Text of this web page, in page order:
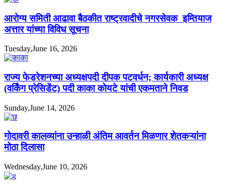
आरोग्य समिती आढावा बैठकीत राष्ट्रवादीचे नगरसेवक इम्तियाज
अत्तार यांच्या विविध सूचना
Tuesday,June 16, 2026
राज्य फेडरेशनच्या अध्यक्षपदी दीपक पटवर्धन; कार्यकारी अध्यक्ष
(वर्किंग प्रेसिडेंट) पदी काका कोयटे यांची एकमताने निवड
Sunday,June 14, 2026
गोदावरी कालव्यांना उन्हाळी अंतिम आवर्तन मिळणार शेतकऱ्यांना
मोठा दिलासा
Wednesday,June 10, 2026